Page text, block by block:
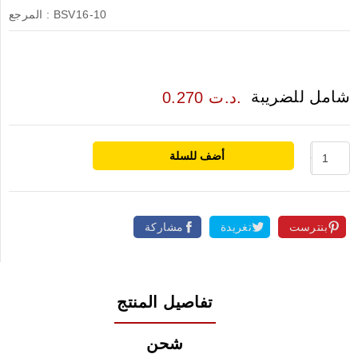
المرجع : BSV16-10
0.270 د.ت. شامل للضريبة
أضف للسلة
مشاركة تغريدة بنترست
تفاصيل المنتج
شحن